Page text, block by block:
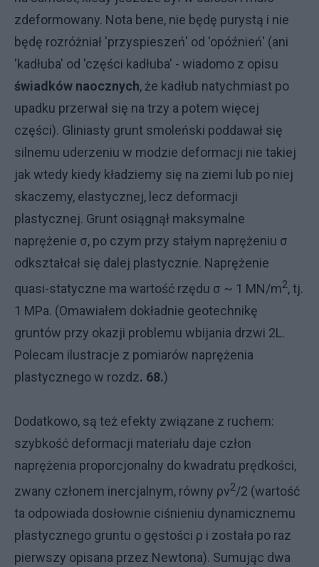
zdeformowany. Nota bene, nie będę purystą i nie
będę rozróżniał 'przyspieszeń' od 'opóźnień' (ani
'kadłuba' od 'części kadłuba' - wiadomo z opisu
świadków naocznych, że kadłub natychmiast po
upadku przerwał się na trzy a potem więcej
części). Gliniasty grunt smoleński poddawał się
silnemu uderzeniu w modzie deformacji nie takiej
jak wtedy kiedy kładziemy się na ziemi lub po niej
skaczemy, elastycznej, lecz deformacji
plastycznej. Grunt osiągnął maksymalne
naprężenie σ, po czym przy stałym naprężeniu σ
odkształcał się dalej plastycznie. Naprężenie
quasi-statyczne ma wartość rzędu σ ~ 1 MN/m2, tj.
1 MPa. (Omawiałem dokładnie geotechnikę
gruntów przy okazji problemu wbijania drzwi 2L.
Polecam ilustracje z pomiarów naprężenia
plastycznego w rozdz. 68.)
Dodatkowo, są też efekty związane z ruchem:
szybkość deformacji materiału daje człon
naprężenia proporcjonalny do kwadratu prędkości,
zwany członem inercjalnym, równy ρv2/2 (wartość
ta odpowiada dosłownie ciśnieniu dynamicznemu
plastycznego gruntu o gęstości ρ i została po raz
pierwszy opisana przez Newtona). Sumując dwa